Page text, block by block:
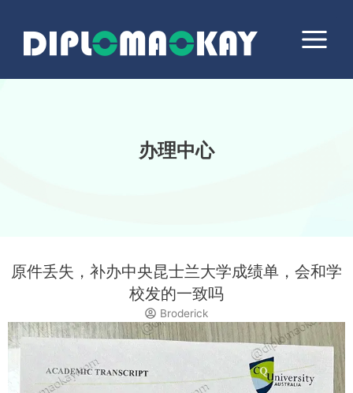
Menu
办理中心
原件丢失，补办中央昆士兰大学成绩单，会和学
校发的一致吗
Broderick